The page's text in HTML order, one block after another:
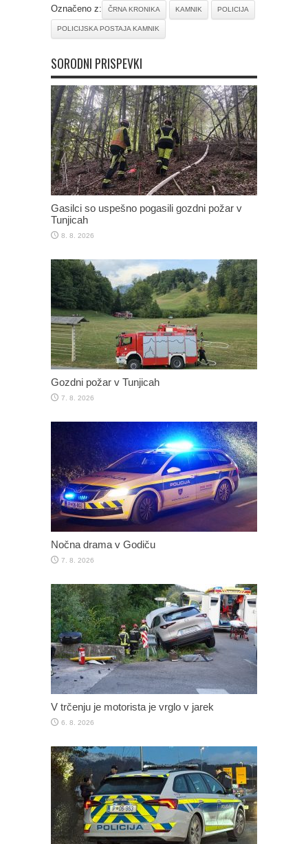
Označeno z: ČRNA KRONIKA KAMNIK POLICIJA
POLICIJSKA POSTAJA KAMNIK
SORODNI PRISPEVKI
Gasilci so uspešno pogasili gozdni požar v
Tunjicah
8. 8. 2026
Gozdni požar v Tunjicah
7. 8. 2026
Nočna drama v Godiču
7. 8. 2026
V trčenju je motorista je vrglo v jarek
6. 8. 2026